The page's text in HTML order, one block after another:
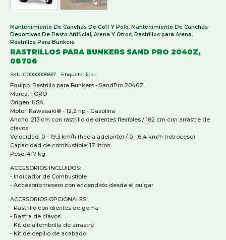
Mantenimiento De Canchas De Golf Y Polo, Mantenimiento De Canchas
Deportivas De Pasto Artificial, Arena Y Otros, Rastrillos para Arena,
Rastrillos Para Bunkers
RASTRILLOS PARA BUNKERS SAND PRO 2040Z,
08706
SKU: C0000005837 Etiqueta:Toro
Equipo: Rastrillo para Bunkers - SandPro 2040Z
Marca: TORO
Origen: USA
Motor: Kawasaki® - 12,2 hp - Gasolina
Ancho: 213 cm con rastrillo de dientes flexibles / 182 cm con arrastre de
clavos
Velocidad: 0 - 19,3 km/h (hacia adelante) / 0 - 6,4 km/h (retroceso)
Capacidad de combustible: 17 litros
Peso: 417 kg
ACCESORIOS INCLUIDOS:
- Indicador de Combustible
- Accesorio trasero con encendido desde el pulgar
ACCESORIOS OPCIONALES:
- Rastrillo con dientes de goma
- Rastra de clavos
- Kit de alfombrilla de arrastre
- Kit de cepillo de acabado